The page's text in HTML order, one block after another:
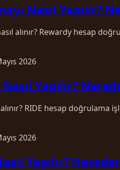
Nasıl Yapılır?
alınır? Rewardy hesap
2026
Yapılır?
alınır? RIDE hesap
2026
Yapılır?